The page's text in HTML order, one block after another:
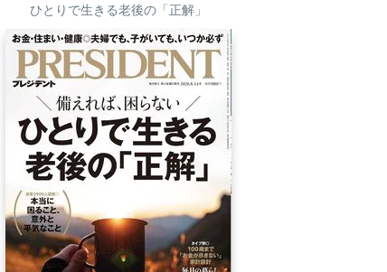
ひとりで生きる老後の「正解」